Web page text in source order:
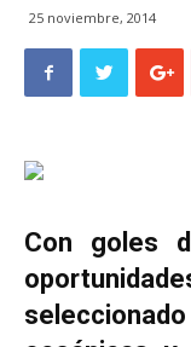
25 noviembre, 2014
Con goles